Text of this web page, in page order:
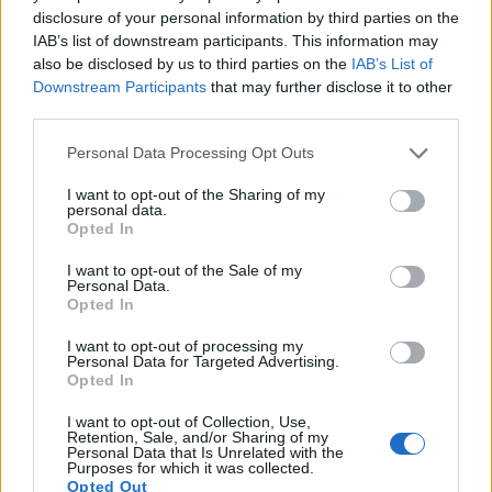
disclosure of your personal information by third parties on the
IAB’s list of downstream participants. This information may
also be disclosed by us to third parties on the IAB’s List of
Downstream Participants that may further disclose it to other
Personal Data Processing Opt Outs
I want to opt-out of the Sharing of my
personal data.
Opted In
I want to opt-out of the Sale of my
Personal Data.
Opted In
I want to opt-out of processing my
Personal Data for Targeted Advertising.
Opted In
I want to opt-out of Collection, Use,
Retention, Sale, and/or Sharing of my
Personal Data that Is Unrelated with the
Purposes for which it was collected.
Opted Out
βαθμό.
Αντίθετα, οι αυξημένες ποσότητες κορεσμένου
λίπους προερχόμενου από τροφές ζωικής
προέλευσης (πχ. κρέατα, φρέσκο βούτυρο, τυριά
και φαγητά ή γλυκά που περιέχουν κρέμα
την αύξηση των λιπιδίων και για την ανάπτυξη
καρδιαγγειακών νόσων.
Εκτός από χοληστερίνη, το αυγό περιέχει και
αρκετή ποσότητα λεκιθίνης, ένα λιπίδιο που
θεωρείται χοληστερινο-προστατευτικό, καθώς
λειτουργεί ως αντίβαρο, με αποτέλεσμα η
συμβολή του αυγού στην αύξηση της
χοληστερίνης, να ελαχιστοποιείται.